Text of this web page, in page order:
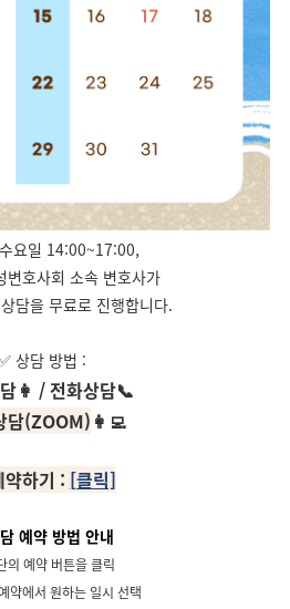
요일 14:00~17:00,
변호사회 소속 변호사가
담을 무료로 진행합니다.
상담 방법 :
👩 / 전화상담📞
담(ZOOM) 👩‍💻
하기 : [클릭]
예약 방법 안내
의 예약 버튼을 클릭
약에서 원하는 일시 선택